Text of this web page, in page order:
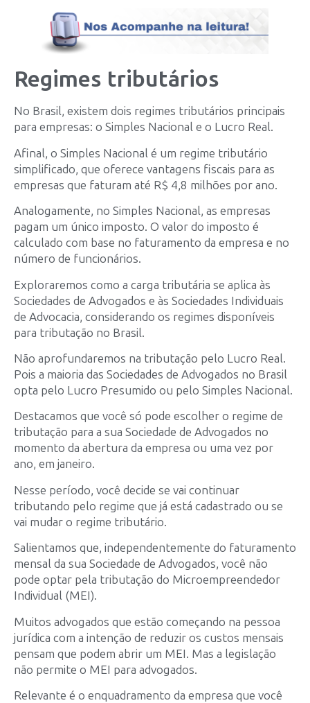
Regimes tributários
No Brasil, existem dois regimes tributários principais
para empresas: o Simples Nacional e o Lucro Real.
Afinal, o Simples Nacional é um regime tributário
simplificado, que oferece vantagens fiscais para as
empresas que faturam até R$ 4,8 milhões por ano.
Analogamente, no Simples Nacional, as empresas
pagam um único imposto. O valor do imposto é
calculado com base no faturamento da empresa e no
número de funcionários.
Exploraremos como a carga tributária se aplica às
Sociedades de Advogados e às Sociedades Individuais
de Advocacia, considerando os regimes disponíveis
para tributação no Brasil.
Não aprofundaremos na tributação pelo Lucro Real.
Pois a maioria das Sociedades de Advogados no Brasil
opta pelo Lucro Presumido ou pelo Simples Nacional.
Destacamos que você só pode escolher o regime de
tributação para a sua Sociedade de Advogados no
momento da abertura da empresa ou uma vez por
ano, em janeiro.
Nesse período, você decide se vai continuar
tributando pelo regime que já está cadastrado ou se
vai mudar o regime tributário.
Salientamos que, independentemente do faturamento
mensal da sua Sociedade de Advogados, você não
pode optar pela tributação do Microempreendedor
Individual (MEI).
Muitos advogados que estão começando na pessoa
jurídica com a intenção de reduzir os custos mensais
pensam que podem abrir um MEI. Mas a legislação
não permite o MEI para advogados.
Relevante é o enquadramento da empresa que você